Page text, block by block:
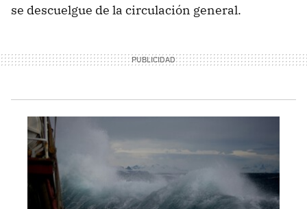
se descuelgue de la circulación general.